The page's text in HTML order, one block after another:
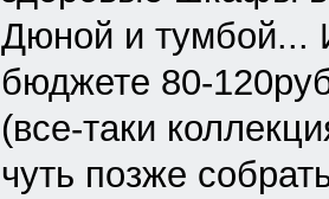
Дюной и тумбой...
бюджете 80-
(все-таки
чуть позже